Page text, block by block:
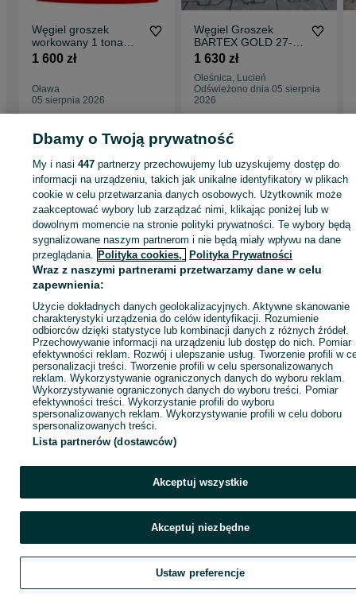
Węgiel groszek
workowany 1 tona
Gold Bartex Wrocław
Oława
1 600 zł
Oława
05 sierpnia 2026
Węgiel Groszek
BARTEX GOLD 27-
29MJ super jakość
Oryginalny
1 630 zł
Oleśnica, Lucień
Odświeżono dnia 05 sierpnia
2026
Dolnośląskie
Węgiel - Jelcz-Laskowice
KATEGORIA
988409645 Wyświetlenia:
Dbamy o Twoją prywatność
My i nasi447 partnerzy przechowujemy lub uzyskujemy dostęp do
informacji na urządzeniu, takich jak unikalne identyfikatory w plikach
cookie w celu przetwarzania danych osobowych. Użytkownik może
zaakceptować wybory lub zarządzać nimi, klikając poniżej lub w
dowolnym momencie na stronie polityki prywatności. Te wybory będą
sygnalizowane naszym partnerom i nie będą miały wpływu na dane
przeglądania. Polityka cookies, Polityka Prywatności
Wraz z naszymi partnerami przetwarzamy dane w celu
zapewnienia:
Użycie dokładnych danych geolokalizacyjnych. Aktywne skanowanie
charakterystyki urządzenia do celów identyfikacji. Rozumienie
odbiorców dzięki statystyce lub kombinacji danych z różnych źródeł.
Przechowywanie informacji na urządzeniu lub dostęp do nich. Pomiar
efektywności reklam. Rozwój i ulepszanie usług. Tworzenie profili w
personalizacji treści. Tworzenie profili w celu spersonalizowanych
reklam. Wykorzystywanie ograniczonych danych do wyboru reklam.
Wykorzystywanie ograniczonych danych do wyboru treści. Pomiar
efektywności treści. Wykorzystanie profili do wyboru
spersonalizowanych reklam. Wykorzystywanie profili w celu doboru
spersonalizowanych treści.
Lista partnerów (dostawców)
Akceptuj wszystkie
Akceptuj niezbędne
Ustaw preferencje